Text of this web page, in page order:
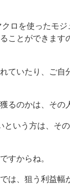
ロを使ったモ
ことができま
ていたり、ご
るのかは、その
という方は、そ
すからね。
は、狙う利益